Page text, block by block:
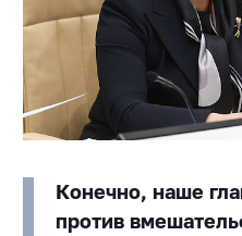
Конечно, наше
против